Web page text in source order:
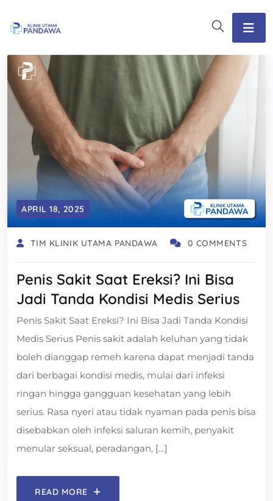
APRIL 18, 2025
TIM KLINIK UTAMA PANDAWA 0 COMMENTS
Penis Sakit Saat Ereksi? Ini Bisa
Jadi Tanda Kondisi Medis Serius
Penis Sakit Saat Ereksi? Ini Bisa Jadi Tanda Kondisi
Medis Serius Penis sakit adalah keluhan yang tidak
boleh dianggap remeh karena dapat menjadi tanda
dari berbagai kondisi medis, mulai dari infeksi
ringan hingga gangguan kesehatan yang lebih
serius. Rasa nyeri atau tidak nyaman pada penis bisa
disebabkan oleh infeksi saluran kemih, penyakit
menular seksual, peradangan, […]
READ MORE